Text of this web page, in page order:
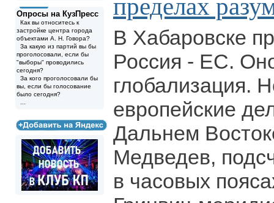
Опросы на КузПресс
Как вы относитесь к
застройке центра города
объектами А. Н. Говора?
За какую из партий вы бы
проголосовали, если бы
"выборы" проводились
сегодня?
За кого проголосовали бы
вы, если бы голосование
было сегодня?
пределах
В Хабаровске
Россия - ЕС.
глобализация.
европейские
Дальнем
Медведев,
в часовых